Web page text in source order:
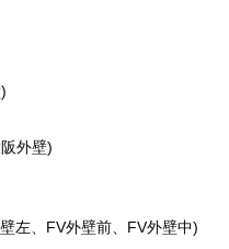
)
外壁)
左、FV外壁前、FV外壁中)